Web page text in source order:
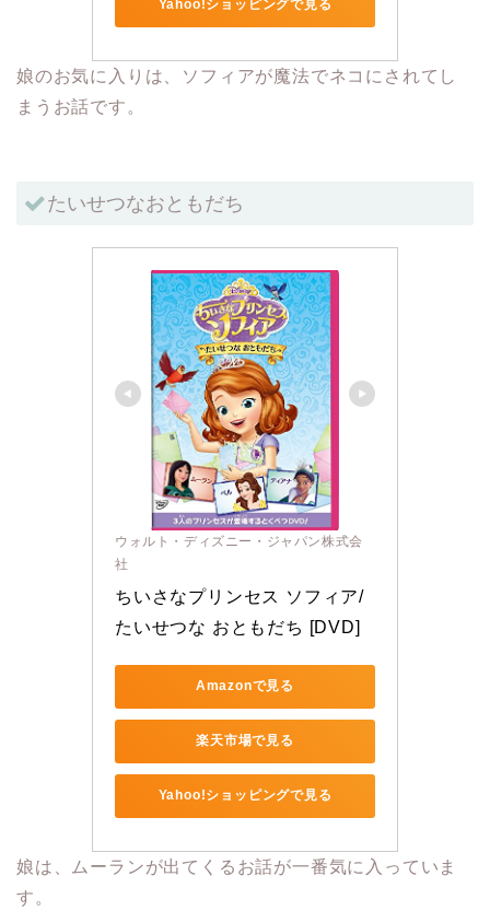
Yahoo!ショッピングで見る
娘のお気に入りは、ソフィアが魔法でネコにされてし
まうお話です。
たいせつなおともだち
ウォルト・ディズニー・ジャパン株式会
社
ちいさなプリンセス ソフィア/
たいせつな おともだち [DVD]
Amazonで見る
楽天市場で見る
Yahoo!ショッピングで見る
娘は、ムーランが出てくるお話が一番気に入っていま
す。